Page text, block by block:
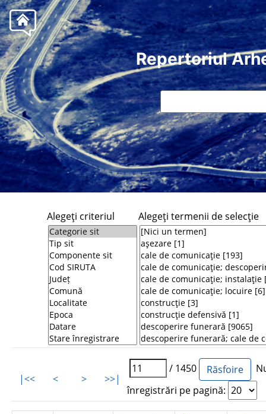
Repertoriul
Alegeţi criteriul Alegeţi termenii de selecţie
|<< < > >>|
/ 1450
înregistrări pe pagină: